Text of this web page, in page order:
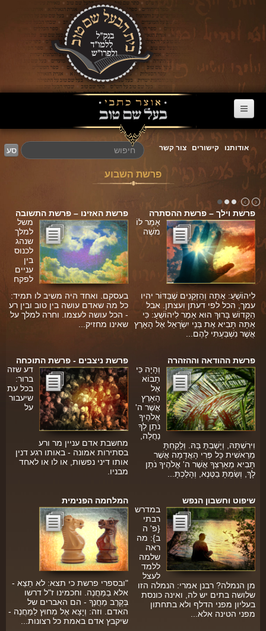
דף הבית
ערוץ הבעל שם טוב
הרב דניאל סטבסקי
אגרת הגאולה
פרשת השבוע
מעגל השנה
פינת הלכה
ספירת העומר
חסד
תפארת
נצח
הוד
יסוד
מלכות
סיפורי הבעל שם טוב
הרב מיכי יוספי
ארכיון
תרומות
שאלות ותשובות
קבלת קהל
סע אודותנו קישורים צור קשר
פרשת השבוע
פרשת האזינו – פרשת התשובה
משל
למלך
שנהג
לכנוס
בין
עניים
לפקח
בעסקם. ואחד היה משיב לו תמיד:
כל מה שאדם עושה בין טוב ובין רע
- הכל עושה לעצמו. וחרה למלך על
שאינו מחזיק...
פרשת וילך – פרשת ההסתרה
אָמַר לוֹ
מֹשֶׁה
לִיהוֹשֻׁעַ: אַתָּה וְהַזְּקֵנִים שֶׁבַּדּוֹר יהיו
עמך, הכל לפי דעתן ועצתן. אבל
הַקָּדוֹשׁ בָּרוּךְ הוּא אָמַר לִיהוֹשֻׁעַ: כִּי
אַתָּה תָּבִיא אֶת בְּנֵי יִשְׂרָאֵל אֶל הָאָרֶץ
אֲשֶׁר נִשְׁבַּעְתִּי לָהֶם...
פרשת ניצבים - פרשת התוכחה
דע שזה
ברור:
בכל עת
שיעבור
על
מחשבת אדם עניין מר ורע
בסתירות אמונה - באותו רגע דנין
אותו דיני נפשות, או לו או לאחד
מבניו.
פרשת ההודאה וההזהרה
וְהָיָה כִּי
תָבוֹא
אֶל
הָאָרֶץ
אֲשֶׁר ה'
אֱלֹהֶיךָ
נֹתֵן לְךָ
נַחֲלָה,
וִירִשְׁתָּהּ, וְיָשַׁבְתָּ בָּהּ. וְלָקַחְתָּ
מֵרֵאשִׁית כָּל פְּרִי הָאֲדָמָה אֲשֶׁר
תָּבִיא מֵאַרְצְךָ אֲשֶׁר ה' אֱלֹהֶיךָ נֹתֵן
לָךְ, וְשַׂמְתָּ בַטֶּנֶא, וְהָלַכְתָּ...
המלחמה הפנימית
"ובספרי פרשת כי תצא: לא תֵצֵא -
אלא בַמַּחֲנֶה. וחכמינו ז"ל דרשו
בְּקֶרֶב מַחֲנֶךָ - הם האברים של
האדם. וזה: וְיָצָא אֶל מִחוּץ לַמַּחֲנֶה -
שיקבץ אדם באמת כל רצונות...
שיפוט וחשבון הנפש
במדרש
רבתי
{פ' ה
ב}: מה
ראה
שלמה
ללמד
לעצל
מן הנמלה? רבנן אמרי: הנמלה הזו
שלושה בתים יש לה, ואינה כונסת
בעליון מפני הדלף ולא בתחתון
מפני הטינה אלא...